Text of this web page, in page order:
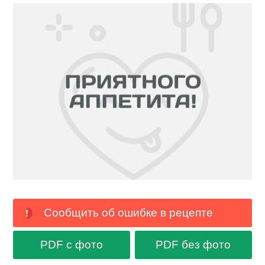
Сообщить об ошибке в рецепте
PDF с фото PDF без фото